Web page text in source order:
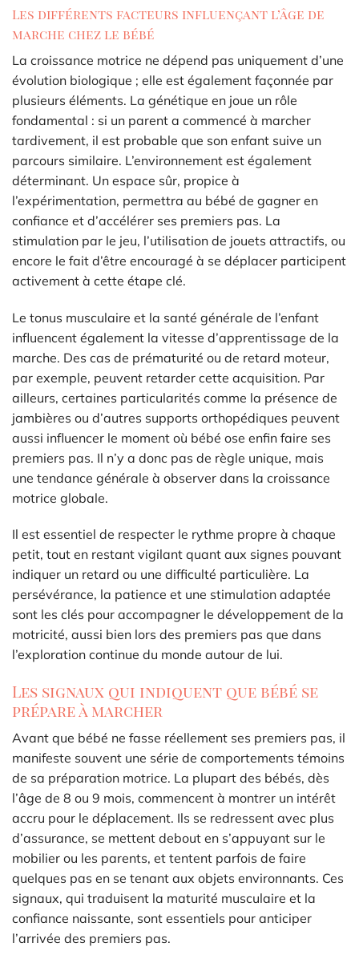
Les différents facteurs influençant l’âge de
marche chez le bébé
La croissance motrice ne dépend pas uniquement d’une
évolution biologique ; elle est également façonnée par
plusieurs éléments. La génétique en joue un rôle
fondamental : si un parent a commencé à marcher
tardivement, il est probable que son enfant suive un
parcours similaire. L’environnement est également
déterminant. Un espace sûr, propice à
l’expérimentation, permettra au bébé de gagner en
confiance et d’accélérer ses premiers pas. La
stimulation par le jeu, l’utilisation de jouets attractifs, ou
encore le fait d’être encouragé à se déplacer participent
activement à cette étape clé.
Le tonus musculaire et la santé générale de l’enfant
influencent également la vitesse d’apprentissage de la
marche. Des cas de prématurité ou de retard moteur,
par exemple, peuvent retarder cette acquisition. Par
ailleurs, certaines particularités comme la présence de
jambières ou d’autres supports orthopédiques peuvent
aussi influencer le moment où bébé ose enfin faire ses
premiers pas. Il n’y a donc pas de règle unique, mais
une tendance générale à observer dans la croissance
motrice globale.
Il est essentiel de respecter le rythme propre à chaque
petit, tout en restant vigilant quant aux signes pouvant
indiquer un retard ou une difficulté particulière. La
persévérance, la patience et une stimulation adaptée
sont les clés pour accompagner le développement de la
motricité, aussi bien lors des premiers pas que dans
l’exploration continue du monde autour de lui.
Les signaux qui indiquent que bébé se
prépare à marcher
Avant que bébé ne fasse réellement ses premiers pas, il
manifeste souvent une série de comportements témoins
de sa préparation motrice. La plupart des bébés, dès
l’âge de 8 ou 9 mois, commencent à montrer un intérêt
accru pour le déplacement. Ils se redressent avec plus
d’assurance, se mettent debout en s’appuyant sur le
mobilier ou les parents, et tentent parfois de faire
quelques pas en se tenant aux objets environnants. Ces
signaux, qui traduisent la maturité musculaire et la
confiance naissante, sont essentiels pour anticiper
l’arrivée des premiers pas.